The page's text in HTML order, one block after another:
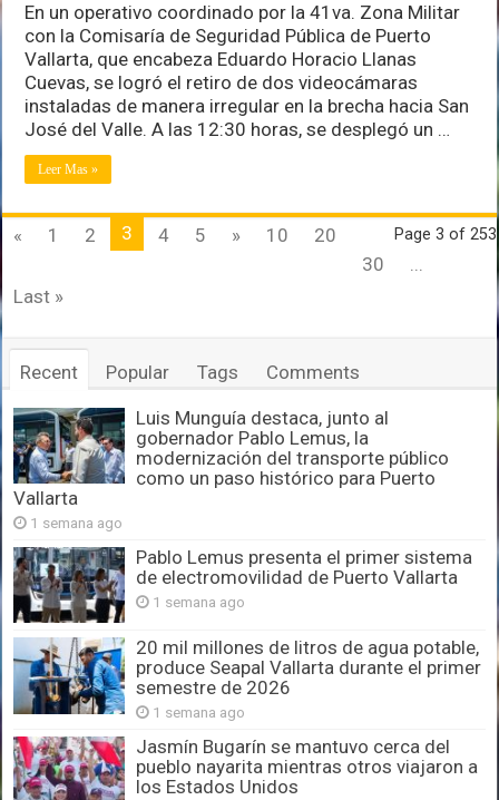
En un operativo coordinado por la 41va. Zona Militar
con la Comisaría de Seguridad Pública de Puerto
Vallarta, que encabeza Eduardo Horacio Llanas
Cuevas, se logró el retiro de dos videocámaras
instaladas de manera irregular en la brecha hacia San
José del Valle. A las 12:30 horas, se desplegó un …
Leer Mas »
Page 3 of 253
« 1 2 3 4 5 » 10
20
30
...
Last »
Recent Popular Tags Comments
Luis Munguía destaca, junto al
gobernador Pablo Lemus, la
modernización del transporte público
como un paso histórico para Puerto
Vallarta
1 semana ago
Pablo Lemus presenta el primer sistema
de electromovilidad de Puerto Vallarta
1 semana ago
20 mil millones de litros de agua potable,
produce Seapal Vallarta durante el primer
semestre de 2026
1 semana ago
Jasmín Bugarín se mantuvo cerca del
pueblo nayarita mientras otros viajaron a
los Estados Unidos